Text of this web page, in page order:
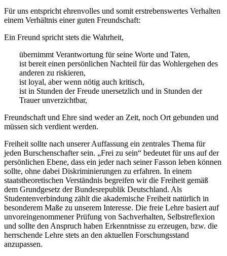
Für uns entspricht ehrenvolles und somit erstrebenswertes Verhalten
einem Verhältnis einer guten Freundschaft:
Ein Freund spricht stets die Wahrheit,
übernimmt Verantwortung für seine Worte und Taten,
ist bereit einen persönlichen Nachteil für das Wohlergehen des
anderen zu riskieren,
ist loyal, aber wenn nötig auch kritisch,
ist in Stunden der Freude unersetzlich und in Stunden der
Trauer unverzichtbar,
Freundschaft und Ehre sind weder an Zeit, noch Ort gebunden und
müssen sich verdient werden.
Freiheit sollte nach unserer Auffassung ein zentrales Thema für
jeden Burschenschafter sein. „Frei zu sein“ bedeutet für uns auf der
persönlichen Ebene, dass ein jeder nach seiner Fasson leben können
sollte, ohne dabei Diskriminierungen zu erfahren. In einem
staatstheoretischen Verständnis begreifen wir die Freiheit gemäß
dem Grundgesetz der Bundesrepublik Deutschland. Als
Studentenverbindung zählt die akademische Freiheit natürlich in
besonderem Maße zu unserem Interesse. Die freie Lehre basiert auf
unvoreingenommener Prüfung von Sachverhalten, Selbstreflexion
und sollte den Anspruch haben Erkenntnisse zu erzeugen, bzw. die
herrschende Lehre stets an den aktuellen Forschungsstand
anzupassen.